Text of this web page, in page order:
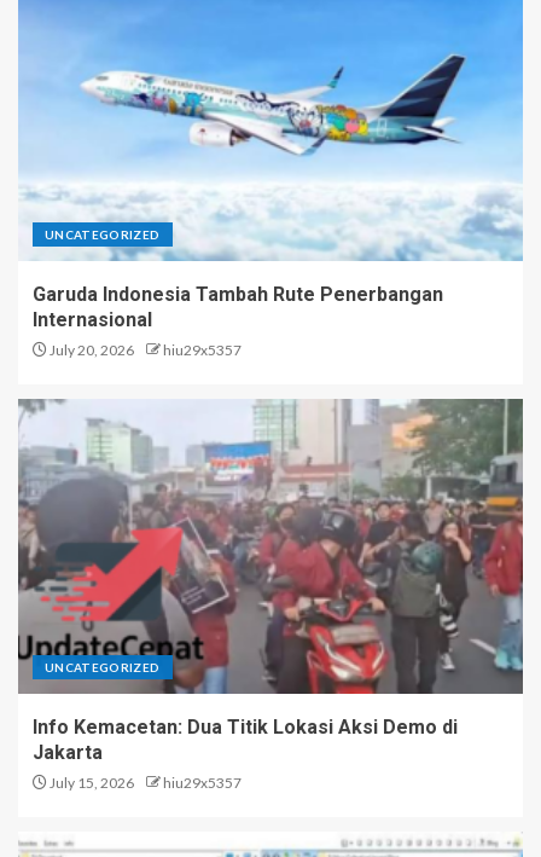
UNCATEGORIZED
Garuda Indonesia Tambah Rute Penerbangan
Internasional
July 20, 2026 hiu29x5357
UNCATEGORIZED
Info Kemacetan: Dua Titik Lokasi Aksi Demo di
Jakarta
July 15, 2026 hiu29x5357